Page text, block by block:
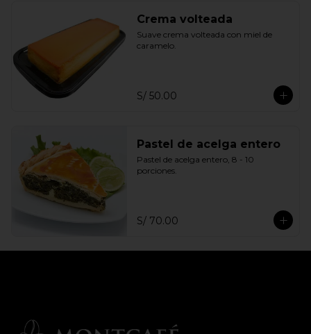
Crema volteada
Suave crema volteada con miel de
caramelo.
S/ 50.00
Pastel de acelga entero
Pastel de acelga entero, 8 - 10
porciones.
S/ 70.00